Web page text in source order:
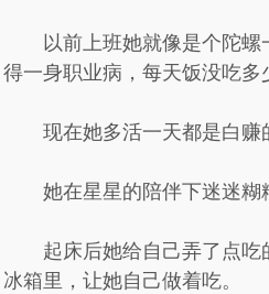
以前上班她就像是个陀
得一身职业病，每天饭没吃多
现在她多活一天都是白赚
她在星星的陪伴下迷迷糊
起床后她给自己弄了点
冰箱里，让她自己做着吃。